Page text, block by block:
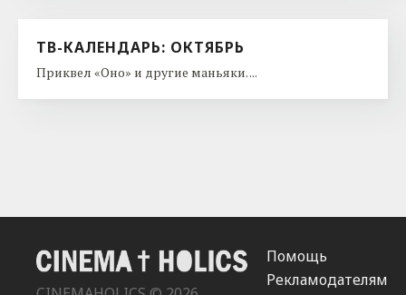
ТВ-КАЛЕНДАРЬ: ОКТЯБРЬ
Приквел «Оно» и другие маньяки. ...
Помощь
Рекламодателям